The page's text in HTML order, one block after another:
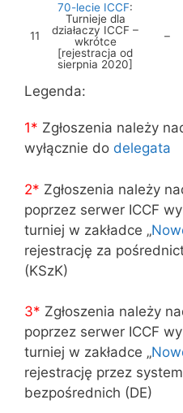
11
70-lecie ICCF:
Turnieje dla
działaczy ICCF –
wkrótce
[rejestracja od
sierpnia 2020]
–
Legenda:
1* Zgłoszenia należy
wyłącznie do delegata
2* Zgłoszenia należy
poprzez serwer ICCF
turniej w zakładce „
rejestrację za
(KSzK)
3* Zgłoszenia należy
poprzez serwer ICCF
turniej w zakładce „
rejestrację przez system
bezpośrednich (DE)